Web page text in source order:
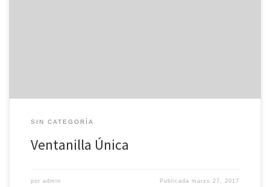
SIN CATEGORÍA
Ventanilla Única
por admin Publicadamarzo 27, 2017